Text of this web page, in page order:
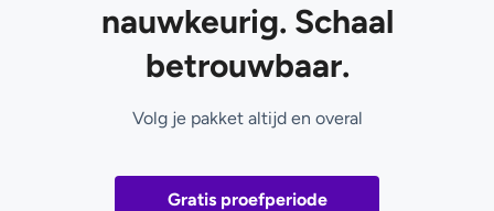
nauwkeurig. Schaal
betrouwbaar.
Volg je pakket altijd en overal
Gratis proefperiode